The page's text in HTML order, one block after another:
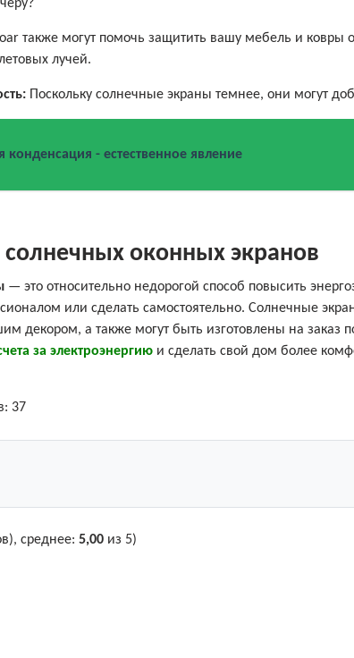
также могут помочь защитить вашу мебель и ковры
лучей.
Поскольку солнечные экраны темнее, они могут
конденсация - естественное явление
солнечных оконных экранов
— это относительно недорогой способ повысить
или сделать самостоятельно. Солнечные
декором, а также могут быть изготовлены на
за электроэнергию и сделать свой дом более
37
среднее: 5,00 из 5)